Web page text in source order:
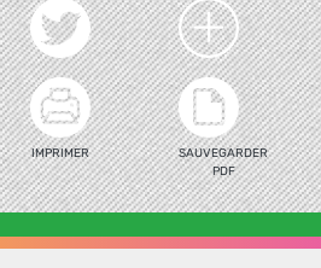
IMPRIMER
SAUVEGARDER
PDF